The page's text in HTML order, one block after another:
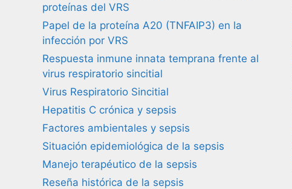
proteínas del VRS
Papel de la proteína A20 (TNFAIP3) en la
infección por VRS
Respuesta inmune innata temprana frente al
virus respiratorio sincitial
Virus Respiratorio Sincitial
Hepatitis C crónica y sepsis
Factores ambientales y sepsis
Situación epidemiológica de la sepsis
Manejo terapéutico de la sepsis
Reseña histórica de la sepsis